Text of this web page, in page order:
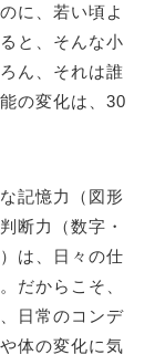
に、若い頃よ
と、そんな小
ん、それは誰
の変化は、30
記憶力（図形
断力（数字・
は、日々の仕
だからこそ、
日常のコンデ
体の変化に気